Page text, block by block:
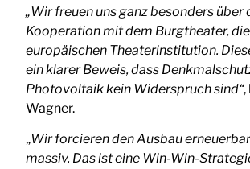
„Wir freuen uns ganz besonders über
Kooperation mit dem Burgtheater,
europäischen Theaterinstitution.
ein klarer Beweis, dass
Photovoltaik kein Widerspruch sind“,
Wagner.
„Wir forcieren den Ausbau
massiv. Das ist eine Win-Win-